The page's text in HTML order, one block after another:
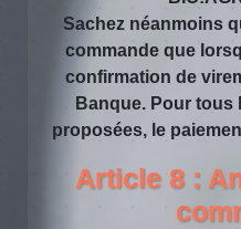
Sachez néanmoins
commande que
confirmation de
Banque. Pour
proposées, le
Article 8 :